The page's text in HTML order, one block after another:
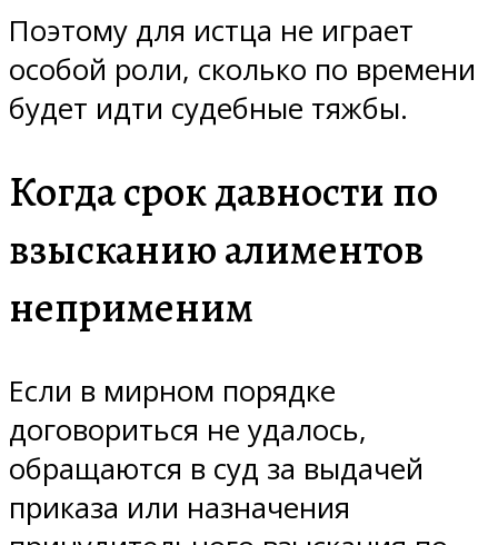
Поэтому для истца не играет
особой роли, сколько по времени
будет идти судебные тяжбы.
Когда срок давности по
взысканию алиментов
неприменим
Если в мирном порядке
договориться не удалось,
обращаются в суд за выдачей
приказа или назначения